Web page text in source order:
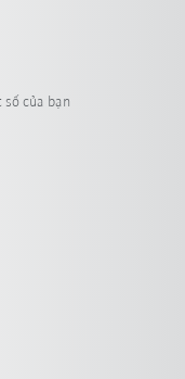
số của bạn